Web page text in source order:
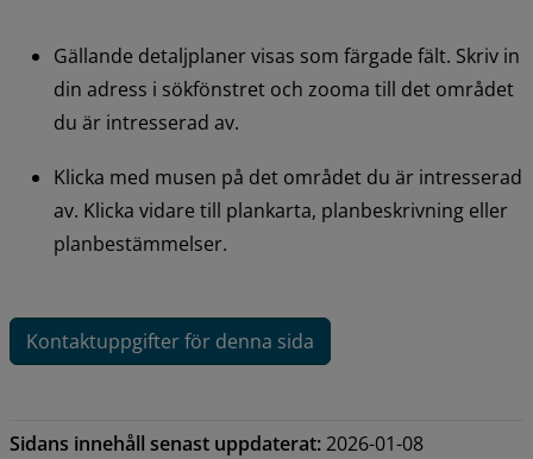
Gällande detaljplaner visas som färgade fält. Skriv in
din adress i sökfönstret och zooma till det området
du är intresserad av.
Klicka med musen på det området du är intresserad
av. Klicka vidare till plankarta, planbeskrivning eller
planbestämmelser.
Kontaktuppgifter för denna sida
Sidans innehåll senast uppdaterat:2026-01-08